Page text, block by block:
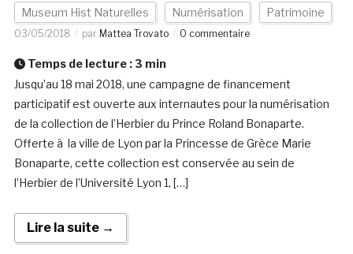
Museum Hist Naturelles Numérisation Patrimoine
03/05/2018 par Mattea Trovato 0 commentaire
Temps de lecture : 3 min
Jusqu’au 18 mai 2018, une campagne de financement
participatif est ouverte aux internautes pour la numérisation
de la collection de l’Herbier du Prince Roland Bonaparte.
Offerte à la ville de Lyon par la Princesse de Grèce Marie
Bonaparte, cette collection est conservée au sein de
l’Herbier de l’Université Lyon 1, […]
Lire la suite →